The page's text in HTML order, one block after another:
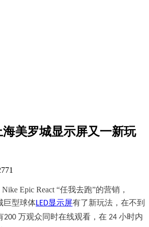
海美罗城显示屏又一新玩
Nike Epic React “任我去跑”的营销，
巨型球体LED显示屏有了新玩法，在不到
200 万观众同时在线观看，在 24 小时内